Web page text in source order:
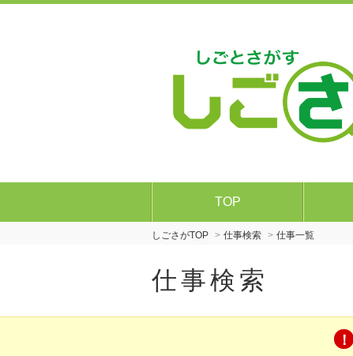
TOP
しごさがTOP 仕事検索 仕事一覧
仕事検索